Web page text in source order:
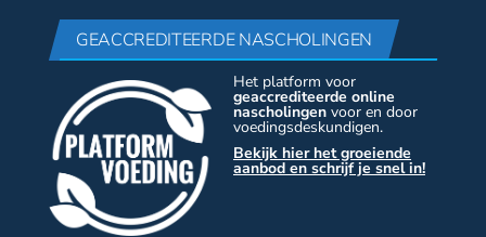
GEACCREDITEERDE NASCHOLINGEN
Het platform voor
geaccrediteerde online
nascholingen voor en door
voedingsdeskundigen.
Bekijk hier het groeiende
aanbod en schrijf je snel in!